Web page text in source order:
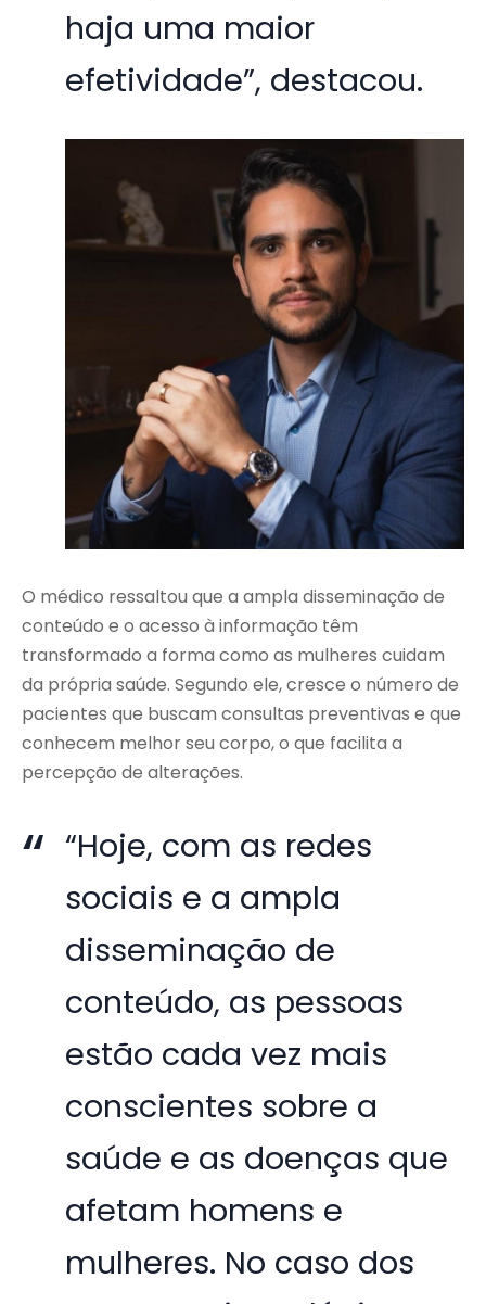
haja uma maior
efetividade”, destacou.
O médico ressaltou que a ampla disseminação de
conteúdo e o acesso à informação têm
transformado a forma como as mulheres cuidam
da própria saúde. Segundo ele, cresce o número de
pacientes que buscam consultas preventivas e que
conhecem melhor seu corpo, o que facilita a
percepção de alterações.
“Hoje, com as redes
sociais e a ampla
disseminação de
conteúdo, as pessoas
estão cada vez mais
conscientes sobre a
saúde e as doenças que
afetam homens e
mulheres. No caso dos